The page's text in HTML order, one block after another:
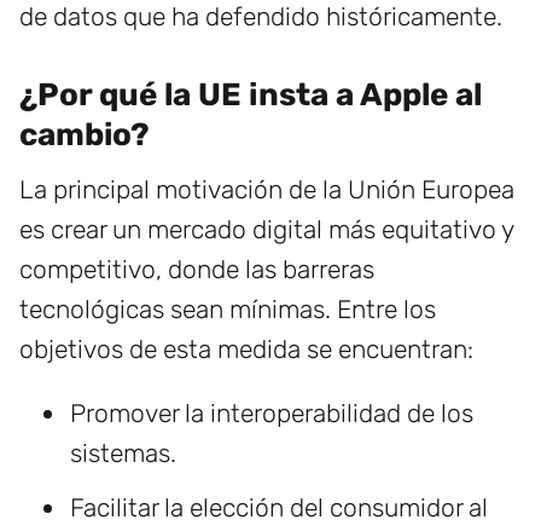
de datos que ha defendido históricamente.
¿Por qué la UE insta a Apple al
cambio?
La principal motivación de la Unión Europea
es crear un mercado digital más equitativo y
competitivo, donde las barreras
tecnológicas sean mínimas. Entre los
objetivos de esta medida se encuentran:
Promover la interoperabilidad de los
sistemas.
Facilitar la elección del consumidor al